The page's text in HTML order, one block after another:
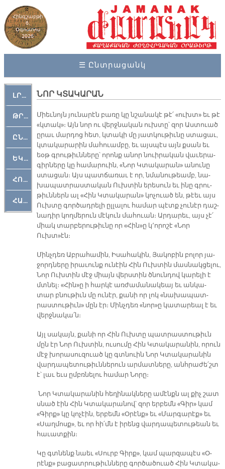
Հինգշաբթի
6,
Օգոստոս
2026
☰ Ընտրացանկ
ԼՐԱՀՈՍ
ԹՐՔԱՀԱՅ ԿԵԱՆՔ
ԸՆԿԵՐԱՄՇԱԿՈՒԹԱՅԻՆ
ԵԿԵՂԵՑԱԿԱՆ
ՀՈԳԵՄՏԱՒՈՐ
ՀԱՐԹԱԿ
ՆՈՐ ԿՏԱԿԱՐԱՆ
Միեւ­նոյն յու­նա­րէն բա­ռը կը նշա­նա­կէ թէ՛ «ուխտ» եւ թէ
«կտակ»։ Այն նոր ու վերջ­նա­կան ուխ­տը՝ զոր Աս­տուած
ը­րաւ մար­դոց հետ, կտա­կի մը յատ­կու­թիւ­նը ստա­ցաւ,
կտա­կա­րա­րին մա­հուամ­բը, եւ այս­պէս այն քսան եւ
եօթ գրու­թիւն­նե­րը՝ ո­րոնք ա­նոր նուի­րա­կան վա­ւե­րա­
գիր­նե­րը կը հա­մա­րուին, «Նոր Կտա­կա­րան» ա­նու­նը
ստա­ցան։ Այս պատ­ճա­ռաւ է որ, նմա­նու­թեամբ, նա­
խա­պատ­րաս­տա­կան Ուխ­տին ե­րե­սուն եւ ի­նը գրու­
թիւն­ներն ալ «Հին Կտա­կա­րան» կոչուած են, թէեւ այս
Ուխ­տը գոր­ծադ­րե­լի ըլ­լա­լու հա­մար պէտք չու­նէր դաշ­
նա­դիր կող­մե­րուն մէ­կուն մա­հուան։ Ար­դա­րեւ, այս չէ՛
միակ տար­բե­րու­թիւ­նը որ «Հին»ը կ՚ո­րո­շէ «Նոր
Ուխտ»էն։
Մինչ­դեռ Աբ­րա­հա­մին, Ի­սա­հա­կին, Յա­կո­բին բո­լոր յա­
ջորդ­նե­րը ի­րա­ւունք ու­նէին Հին Ուխ­տին մաս­նակ­ցե­լու,
Նոր Ուխ­տին մէջ միայն վերս­տին ծնուն­դով կա­րե­լի է
մտնել։ «Հին»ը ի հար­կէ առ­ժա­մա­նա­կեայ եւ ան­կա­
տար բնու­թիւն մը ու­նէր, քա­նի որ լոկ «նա­խա­պատ­
րաս­տու­թիւն» մըն էր։ Մինչ­դեռ «նոր»ը կա­տա­րեալ է եւ
վերջ­նա­կա՛ն։
Այլ սա­կայն, քա­նի որ Հին Ուխ­տը պատ­րաս­տու­թիւն
մըն էր Նոր Ուխ­տին, ու­սու­մը Հին Կտա­կա­րա­նին, ո­րուն
մէջ խո­րասուզուած կը գտնուին Նոր Կտա­կա­րա­նին
վար­դա­պե­տու­թիւն­նե­րուն ար­մատ­նե­րը, անհ­րա­ժե՛շտ
է՝ լաւ եւս ըմբռ­նե­լու հա­մար Նո­րը։
Նոր Կտա­կա­րա­նին հե­ղի­նակ­նե­րը ա­մէնքն ալ քիչ շատ
սնած էին Հին Կտա­կա­րա­նով՝ զոր եր­բեմն «Գիր» կամ
«Գիրք» կը կո­չէին, եր­բեմն «Օ­րէնք» եւ «Մար­գա­րէք» եւ
«Սաղ­մոսք», եւ որ հի՛մն է ի­րենց վար­դա­պե­տու­թեան եւ
հա­ւատ­քին։
Կը գտնենք նաեւ «Սուրբ Գիրք», կամ պար­զա­պէս «Օ­
րէնք» բա­ցատ­րու­թիւն­նե­րը գոր­ծա­ծուած Հին Կտա­կա­